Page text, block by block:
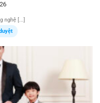
nghệ [...]